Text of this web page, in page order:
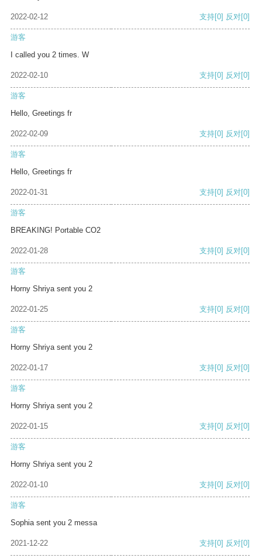
2022-02-12 支持[0] 反对[0]
游客
I called you 2 times. W
2022-02-10 支持[0] 反对[0]
游客
Hello, Greetings fr
2022-02-09 支持[0] 反对[0]
游客
Hello, Greetings fr
2022-01-31 支持[0] 反对[0]
游客
BREAKING! Portable CO2
2022-01-28 支持[0] 反对[0]
游客
Horny Shriya sent you 2
2022-01-25 支持[0] 反对[0]
游客
Horny Shriya sent you 2
2022-01-17 支持[0] 反对[0]
游客
Horny Shriya sent you 2
2022-01-15 支持[0] 反对[0]
游客
Horny Shriya sent you 2
2022-01-10 支持[0] 反对[0]
游客
Sophia sent you 2 messa
2021-12-22 支持[0] 反对[0]